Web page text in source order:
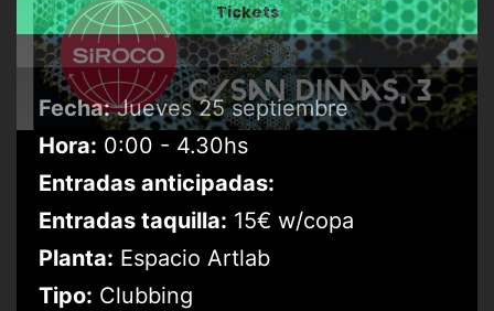
Tickets
Fecha:Jueves 25 septiembre
Hora: 0:00 - 4.30hs
Entradas anticipadas:
Entradas taquilla: 15€ w/copa
Planta: Espacio Artlab
Tipo: Clubbing